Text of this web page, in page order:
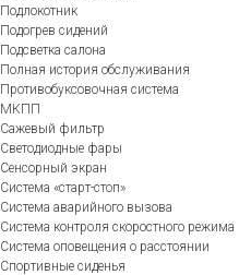
Подлокотник
Подогрев сидений
Подсветка салона
Полная история обслуживания
Противобуксовочная система
МКПП
Сажевый фильтр
Светодиодные фары
Сенсорный экран
Система «старт-стоп»
Система аварийного вызова
Система контроля скоростного режима
Система оповещения о расстоянии
Спортивные сиденья